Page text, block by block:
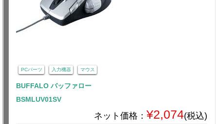
PCパーツ 入力機器 マウス
BUFFALO バッファロー
BSMLUV01SV
ネット価格： ¥2,074(税込)